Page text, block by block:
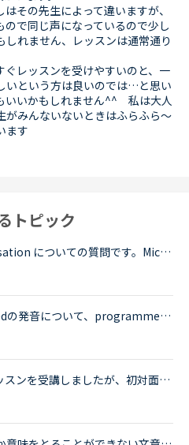
その先生によって違いますが、
で同じ声になっているので少し
れません、レッスンは通常通り
レッスンを受けやすいのと、一
いという方は良いのでは…と思い
いいかもしれません^^ 私は大人
がみんないないときはふらふら〜
ます
トピック
文法 中級 22 のShort Conversation についての質問です。Michael:Hey, have you seen this movie: &quot;Freddy vs. Jason&quot;?Sarah:No. I know those killers though. Freddy, from &quot;A Nightmare on El...
今日のレッスンで、過去形のedの発音について、programmedやbeamedのようにmのあとにedが続く場合は、最後の部分は（ｂ）のように発音すると先生が説明し、programmed(b)とチャットボックスに書き入れ、プログラ...
先日、初めてTeddy先生のレッスンを受講しましたが、初対面なのにいきなりこんな質問をされました。&quot;Did you eat ?&quot;受講当時は確か16時頃だったと思います。初対面でいきなりこんな質問をするのはおか...